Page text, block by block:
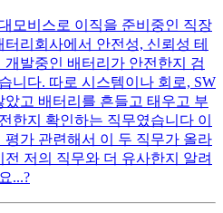
모비스로 이직을 준비중인 직장
리회사에서 안전성, 신뢰성 테
발중인 배터리가 안전한지 검
니다. 따로 시스템이나 회로, SW
았고 배터리를 흔들고 태우고 부
한지 확인하는 직무였습니다 이
평가 관련해서 이 두 직무가 올라
저의 직무와 더 유사한지 알려
...?